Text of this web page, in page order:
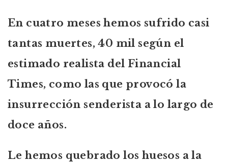
En cuatro meses hemos sufrido casi
tantas muertes, 40 mil según el
estimado realista del Financial
Times, como las que provocó la
insurrección senderista a lo largo de
doce años.
Le hemos quebrado los huesos a la